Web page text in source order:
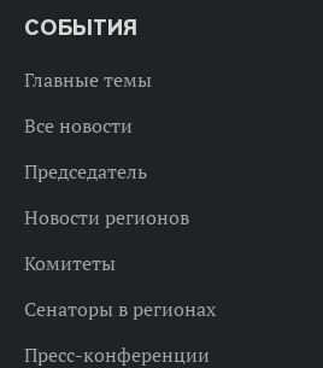
СОБЫТИЯ
Главные темы
Все новости
Председатель
Новости регионов
Комитеты
Сенаторы в регионах
Пресс-конференции